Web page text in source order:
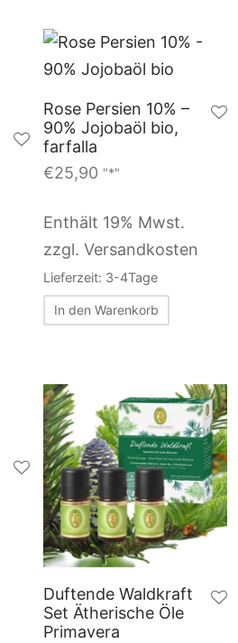
Rose Persien 10% –
90% Jojobaöl bio,
farfalla
€25,90 "*"
Enthält 19% Mwst.
zzgl. Versandkosten
Lieferzeit: 3-4Tage
In den Warenkorb
Duftende Waldkraft
Set Ätherische Öle
Primavera